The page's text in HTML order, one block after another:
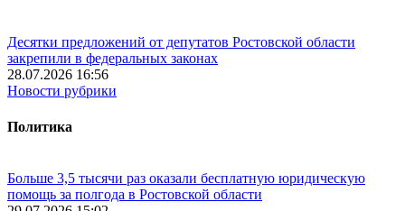
Десятки предложений от депутатов Ростовской области
закрепили в федеральных законах
28.07.2026 16:56
Новости рубрики
Политика
Больше 3,5 тысячи раз оказали бесплатную юридическую
помощь за полгода в Ростовской области